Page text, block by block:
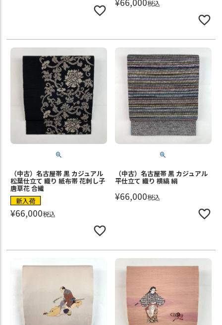
税込
（中古）名古屋帯 黒 カジュアル
松葉仕立て 織り 紙布帯 花刺し子
唐草花 合繊
新入荷
¥66,000税込
（中古）名古屋帯 黒 カジュアル
平仕立て 織り 横縞 絹
¥66,000税込